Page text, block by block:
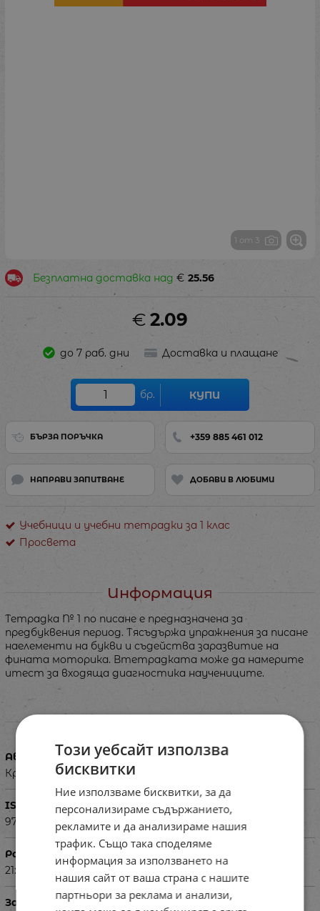
1 от 3
Безплатна доставка над 25.56
€
2.09
€
до 7 раб. дни Доставка и плащане
бр. КУПИ
БЪРЗА ПОРЪЧКА +359 885 461 012
НАПРАВИ ЗАПИТВАНЕ ДОБАВИ В ЛЮБИМИ
Учебници и учебни тетрадки за 1 клас
Просвета
Информация
Тетрадка № 1 по писане е предназначена за
предбуквения период. Тясъдържа упражнения за писане
наелементи на букви и съдейства заразвитие на
фината моторика. Втетрадката може да намерите
итест за входяща диагностика научениците.
Автор
Красимира Брайкова, Донка Диварова, Росица Цанева
ISBN
9789543600885
Размери в см
21х29 см
За деца на възраст
Този уебсайт използва
бисквитки
Ние използваме бисквитки, за да
персонализираме съдържанието,
рекламите и да анализираме нашия
трафик. Също така споделяме
информация за използването на
нашия сайт от ваша страна с нашите
партньори за реклама и анализи,